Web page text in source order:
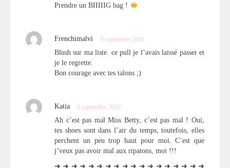
Prendre un BIIIIIG bag !
Frenchimalvi 9 septembre 2010
Blush sur ma liste. ce pull je l’avais laissé passer et
je le regrette.
Bon courage avec tes talons ;)
Katia 9 septembre 2010
Ah c’est pas mal Miss Betty, c’est pas mal ! Oui,
tes shoes sont dans l’air du temps, toutefois, elles
perchent un peu trop haut pour moi. C’est que
j’veux pas avoir mal aux ripatons, moi !!!
➜ ➜ ➜ ➜ ➜ ➜ ➜ ➜ ➜ ➜ ➜ ➜ ➜ ➜ ➜ ➜ ➜ ➜